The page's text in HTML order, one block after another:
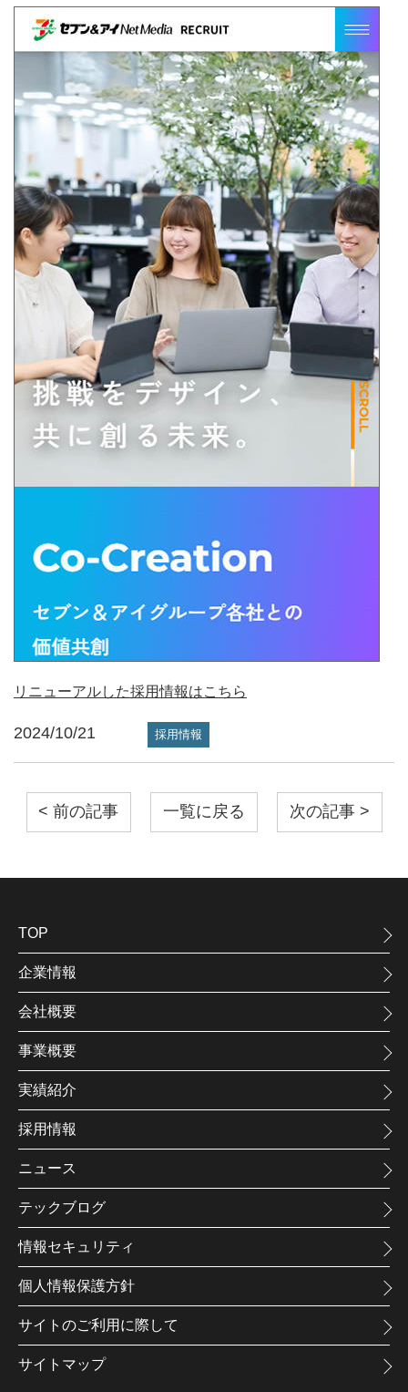
リニューアルした採用情報はこちら
2024/10/21 採用情報
< 前の記事 一覧に戻る 次の記事 >
TOP
企業情報
会社概要
事業概要
実績紹介
採用情報
ニュース
テックブログ
情報セキュリティ
個人情報保護方針
サイトのご利用に際して
サイトマップ